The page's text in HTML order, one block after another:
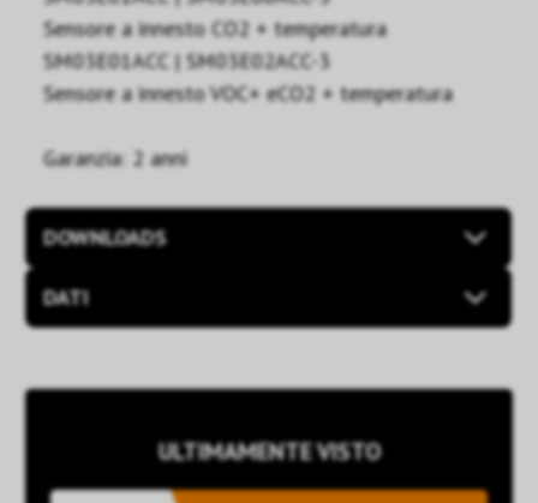
Sensore a innesto CO2 + temperatura
SM03E01ACC | SM03E02ACC-3
Sensore a innesto VOC+ eCO2 + temperatura
Garanzia: 2 anni
DOWNLOADS
DATI
ULTIMAMENTE VISTO